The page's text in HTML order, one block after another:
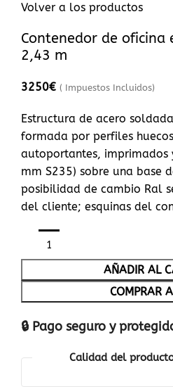
Volver a los productos
Contenedor de oficina
2,43 m
3250€ ( Impuestos Incluidos)
Estructura de acero
formada por perfiles
autoportantes, imprimados
mm S235) sobre una base
posibilidad de cambio Ral
del cliente; esquinas del
AÑADIR AL
COMPRAR
🔒 Pago seguro y
Calidad del